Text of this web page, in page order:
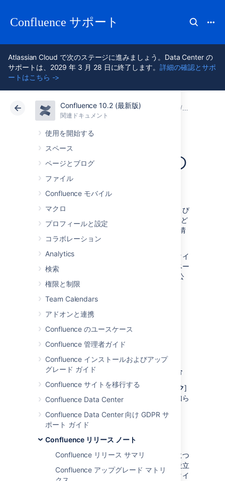
Confluence サポート
Atlassian Cloud で次のステージに進みましょう。Data Center の
サポートは、2029 年 3 月 28 日に終了します。詳細の確認とサポ
ートはこちら ->
Confluence 10.2 (最新版)
関連ドキュメント
使用を開始する
スペース
ページとブログ
ファイル
Confluence モバイル
マクロ
プロフィールと設定
コラボレーション
Analytics
検索
権限と制限
Team Calendars
アドオンと連携
Confluence のユースケース
Confluence 管理者ガイド
Confluence インストールおよびアップ
グレード ガイド
Confluence サイトを移行する
Confluence Data Center
Confluence Data Center 向け GDPR サ
ポート ガイド
Confluence リリース ノート
Confluence リリース サマリ
Confluence アップグレード マトリ
アトラシアン サポート Confluence 10.2
関連ドキュメント
クラウド Data Center 10.2
Confluence 7.3 への
準備
このドキュメントでは、既存のプラグインおよび
アプリにConfluence 7.3
との互換性があるかど
うかを確認したい、Confluence 開発者向けの情
報をご案内します。
このページで、新しいマイルストーンの公開タイ
ミング、およびその内容をご確認ください。ベー
タ版のリリース後、正式なリリース ノートを公
開します。
2020 年 2
月 3 日
7.3.0-rc1
このマイルストーンで問題が見受けられた場合
Confluence EAP のヘッダーで [フィードバック]
ボタンをクリックするか、課題を起票
してお知ら
予定されている変更
このセクションでは、導入予定の変更の概要につ
いて紹介します。アプリへの影響の検討にお役立
てください。変更の実装が完了したら、そのタイ